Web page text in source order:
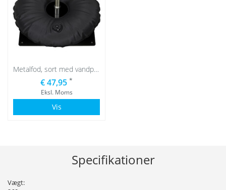
Metalfod, sort med vandpose sort
€ 47,95 *
Eksl. Moms
Vis
Specifikationer
Vægt: